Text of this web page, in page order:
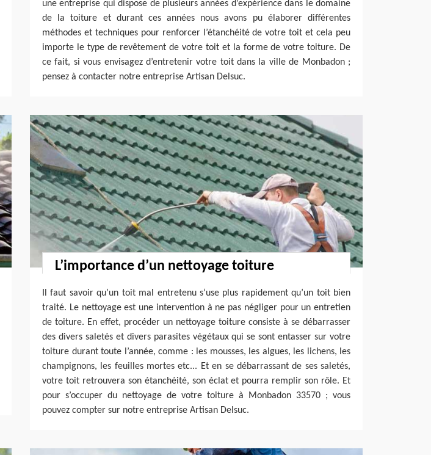
une entreprise qui dispose de plusieurs années d’expérience dans le domaine
de la toiture et durant ces années nous avons pu élaborer différentes
méthodes et techniques pour renforcer l’étanchéité de votre toit et cela peu
importe le type de revêtement de votre toit et la forme de votre toiture. De
ce fait, si vous envisagez d’entretenir votre toit dans la ville de Monbadon ;
pensez à contacter notre entreprise Artisan Delsuc.
L’importance d’un nettoyage toiture
Il faut savoir qu’un toit mal entretenu s‘use plus rapidement qu’un toit bien
traité. Le nettoyage est une intervention à ne pas négliger pour un entretien
de toiture. En effet, procéder un nettoyage toiture consiste à se débarrasser
des divers saletés et divers parasites végétaux qui se sont entasser sur votre
toiture durant toute l’année, comme : les mousses, les algues, les lichens, les
champignons, les feuilles mortes etc... Et en se débarrassant de ses saletés,
votre toit retrouvera son étanchéité, son éclat et pourra remplir son rôle. Et
pour s’occuper du nettoyage de votre toiture à Monbadon 33570 ; vous
pouvez compter sur notre entreprise Artisan Delsuc.